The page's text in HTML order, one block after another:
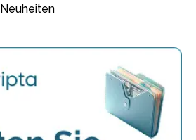
Neuheiten